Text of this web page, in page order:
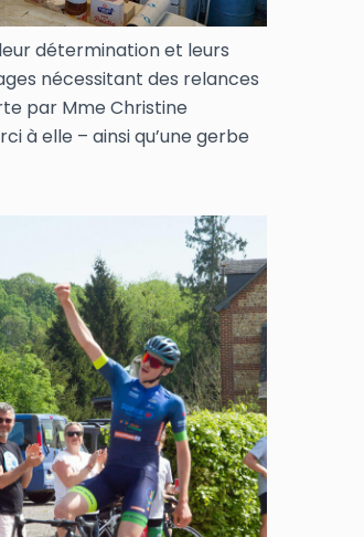
détermination et leurs
nécessitant des relances
par Mme Christine
à elle – ainsi qu’une gerbe